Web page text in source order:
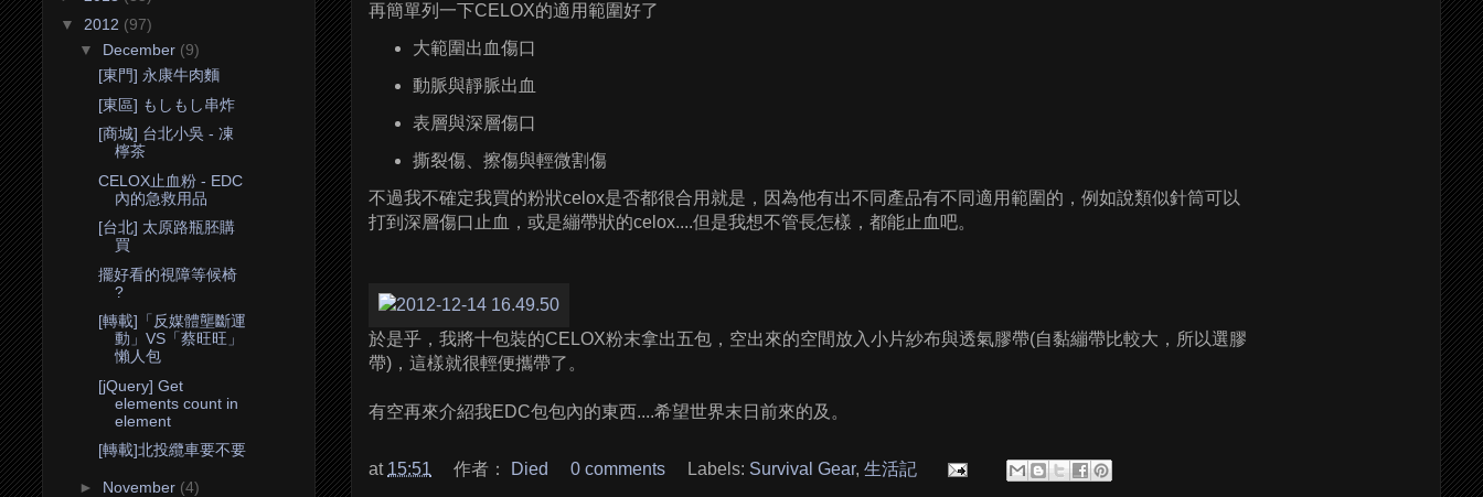
再簡單列一下CELOX的適用範圍好了
大範圍出血傷口
動脈與靜脈出血
表層與深層傷口
撕裂傷、擦傷與輕微割傷
不過我不確定我買的粉狀celox是否都很合用就是，因為他有出不同產品有不同適用範圍的，例如說類似針筒可以
打到深層傷口止血，或是繃帶狀的celox....但是我想不管長怎樣，都能止血吧。
於是乎，我將十包裝的CELOX粉末拿出五包，空出來的空間放入小片紗布與透氣膠帶(自黏繃帶比較大，所以選膠
帶)，這樣就很輕便攜帶了。
有空再來介紹我EDC包包內的東西....希望世界末日前來的及。
at 15:51 作者： Died 0 comments Labels: Survival Gear, 生活記
▼ 2012 (97)
▼ December (9)
[東門] 永康牛肉麵
[東區] もしもし串炸
[商城] 台北小吳 - 凍
檸茶
CELOX止血粉 - EDC
內的急救用品
[台北] 太原路瓶胚購
買
擺好看的視障等候椅
?
[轉載]「反媒體壟斷運
動」VS「蔡旺旺」
懶人包
[jQuery] Get
elements count in
element
[轉載]北投纜車要不要
► November (4)